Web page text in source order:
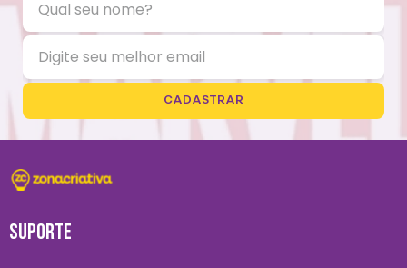
CADASTRAR
SUPORTE